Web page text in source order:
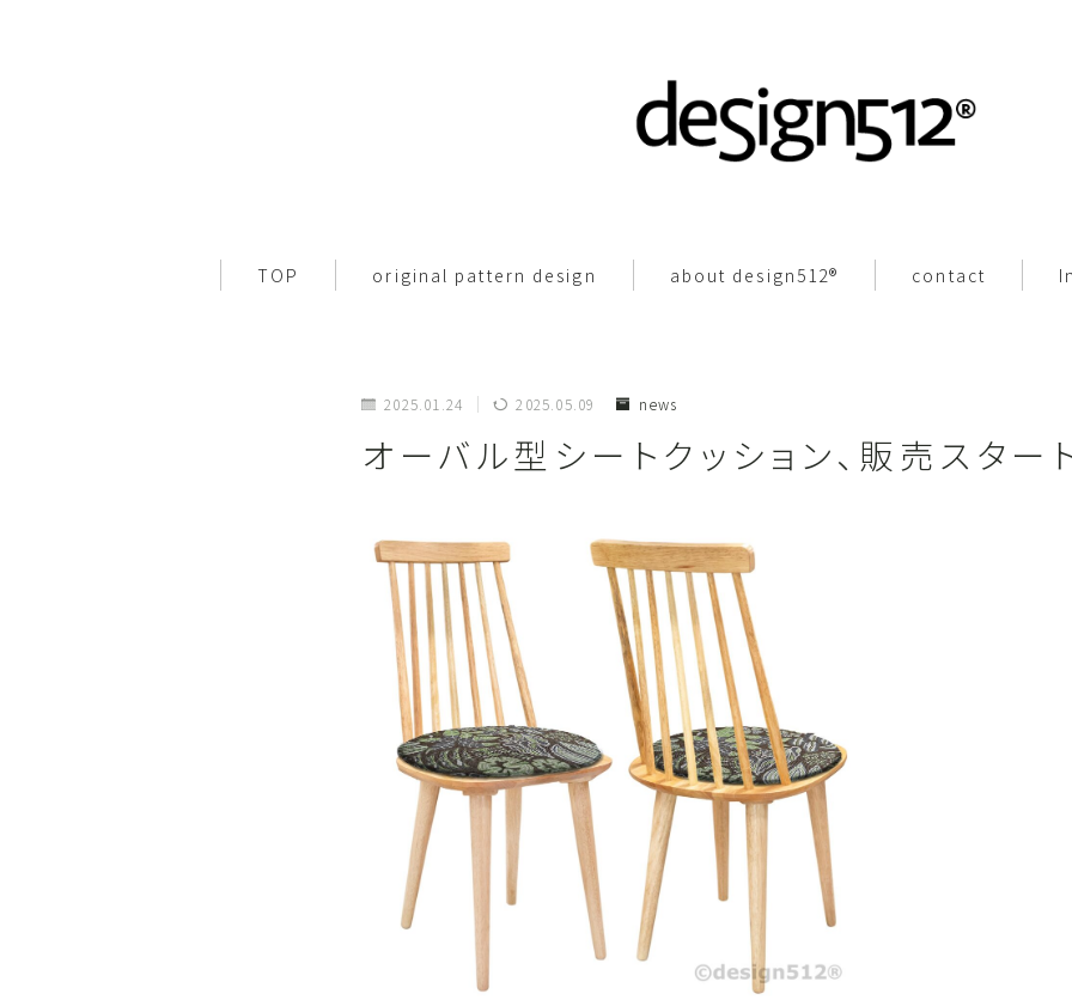
TOP original pattern design about design512®︎ contact
contact
online SHOP
2025.01.24 2025.05.09 news
オーバル型シートクッション、販売スター